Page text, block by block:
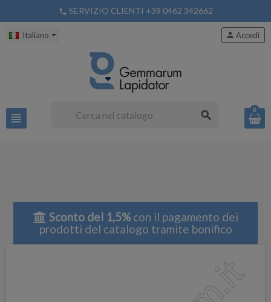
phone SERVIZIO CLIENTI +39 0462 342662
Italiano
view_headline search
person Accedi
0
Sconto del 1,5%con il pagamento dei
prodotti del catalogo tramite bonifico